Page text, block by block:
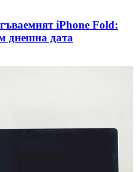
iPhone Fold:
днешна дата